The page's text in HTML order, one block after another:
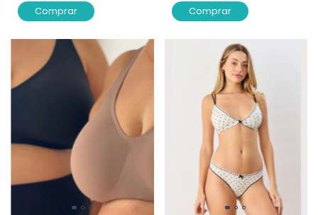
Comprar Comprar